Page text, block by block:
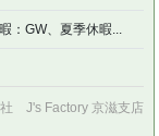
GW、夏季休暇...
J's Factory 京滋支店